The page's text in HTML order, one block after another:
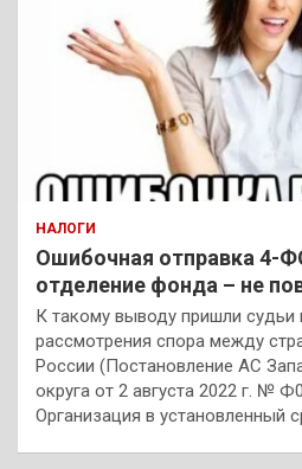
НАЛОГИ
Ошибочная отправка 4-
отделение фонда – не
К такому выводу пришли судьи
рассмотрения спора между
России (Постановление АС
округа от 2 августа 2022 г. №
Организация в установленный